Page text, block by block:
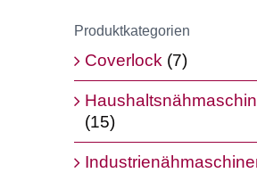
Produktkategorien
Coverlock (7)
(15)